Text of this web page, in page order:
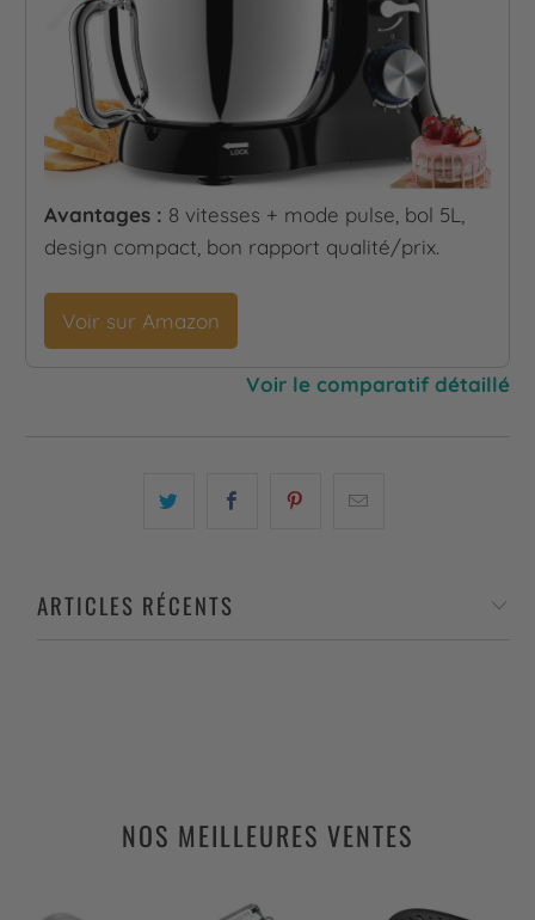
Avantages : 8 vitesses + mode pulse, bol 5L,
design compact, bon rapport qualité/prix.
Voir sur Amazon
Voir le comparatif détaillé
ARTICLES RÉCENTS
NOS MEILLEURES VENTES